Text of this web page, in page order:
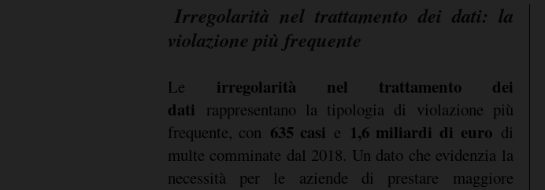
Irregolarità nel trattamento dei dati: la
violazione più frequente
Le irregolarità nel trattamento dei
dati rappresentano la tipologia di violazione più
frequente, con 635 casi e 1,6 miliardi di eurodi
multe comminate dal 2018. Un dato che evidenzia la
necessità per le aziende di prestare maggiore